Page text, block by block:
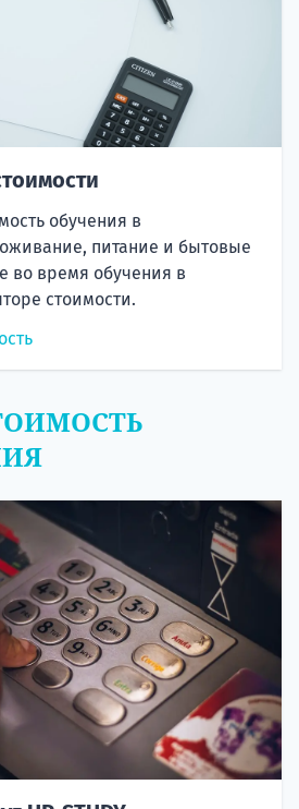
обучения в
питание и бытовые
во время обучения в
стоимости.